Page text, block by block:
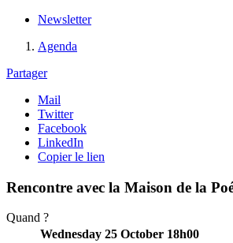
Newsletter
Agenda
Partager
Mail
Twitter
Facebook
LinkedIn
Copier le lien
Rencontre avec la Maison de la
Quand ?
Wednesday 25 October 18h00